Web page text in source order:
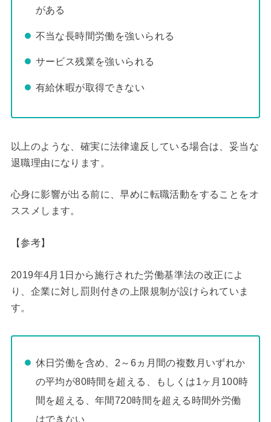
がある
不当な長時間労働を強いられる
サービス残業を強いられる
有給休暇が取得できない
以上のような、確実に法律違反している場合は、妥当な
退職理由になります。
心身に影響が出る前に、早めに転職活動をすることをオ
ススメします。
【参考】
2019年4月1日から施行された労働基準法の改正によ
り、企業に対し罰則付きの上限規制が設けられていま
す。
休日労働を含め、2～6ヵ月間の複数月いずれか
の平均が80時間を超える、もしくは1ヶ月100時
間を超える、年間720時間を超える時間外労働
はできない